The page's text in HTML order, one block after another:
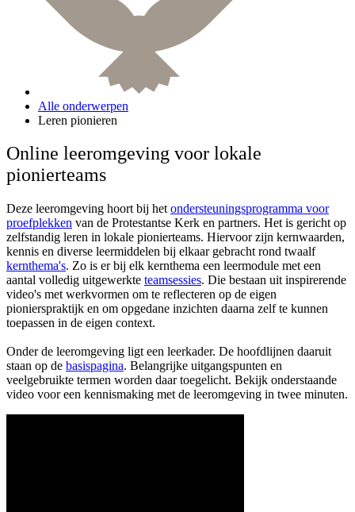
Alle onderwerpen
Leren pionieren
Online leeromgeving voor lokale
pionierteams
Deze leeromgeving hoort bij het ondersteuningsprogramma voor
proefplekken van de Protestantse Kerk en partners. Het is gericht op
zelfstandig leren in lokale pionierteams. Hiervoor zijn kernwaarden,
kennis en diverse leermiddelen bij elkaar gebracht rond twaalf
kernthema's. Zo is er bij elk kernthema een leermodule met een
aantal volledig uitgewerkte teamsessies. Die bestaan uit inspirerende
video's met werkvormen om te reflecteren op de eigen
pionierspraktijk en om opgedane inzichten daarna zelf te kunnen
toepassen in de eigen context.
Onder de leeromgeving ligt een leerkader. De hoofdlijnen daaruit
staan op de basispagina. Belangrijke uitgangspunten en
veelgebruikte termen worden daar toegelicht. Bekijk onderstaande
video voor een kennismaking met de leeromgeving in twee minuten.